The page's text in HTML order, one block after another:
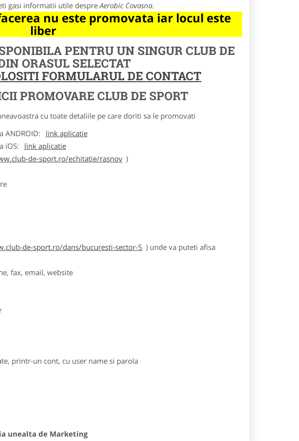
gasi informatii utile despreAerobic Covasna.
nu este promovata iar locul este
liber
PENTRU UN SINGUR CLUB DE
ORASUL SELECTAT
FORMULARUL DE CONTACT
PROMOVARE CLUB DE SPORT
cu toate detaliile pe care doriti sa le promovati
ANDROID:
link aplicatie
iOS:
link aplicatie
de-sport.ro/echitatie/rasnov )
de-sport.ro/dans/bucuresti-sector-5 ) unde va puteti afisa
fax, email, website
printr-un cont, cu user name si parola
unealta de Marketing